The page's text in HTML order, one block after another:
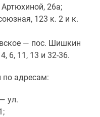
26а;
123 к. 2 и к.
— пос. Шишкин
6, 11, 13 и 32-36.
адресам:
ул.